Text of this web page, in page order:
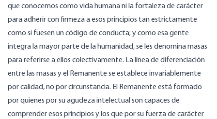
que conocemos como vida humana ni la fortaleza de carácter
para adherir con firmeza a esos principios tan estrictamente
como si fuesen un código de conducta; y como esa gente
integra la mayor parte de la humanidad, se les denomina masas
para referirse a ellos colectivamente. La línea de diferenciación
entre las masas y el Remanente se establece invariablemente
por calidad, no por circunstancia. El Remanente está formado
por quienes por su agudeza intelectual son capaces de
comprender esos principios y los que por su fuerza de carácter